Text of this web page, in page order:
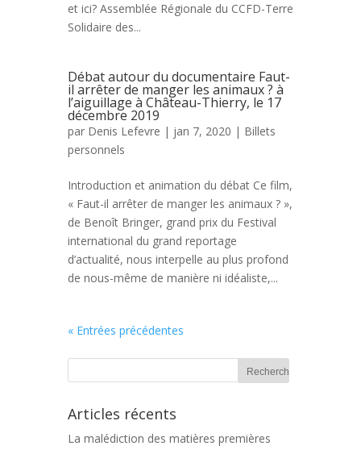
et ici? Assemblée Régionale du CCFD-Terre
Solidaire des...
Débat autour du documentaire Faut-
il arrêter de manger les animaux ? à
l’aiguillage à Château-Thierry, le 17
décembre 2019
par Denis Lefevre | jan 7, 2020 | Billets
personnels
Introduction et animation du débat Ce film,
« Faut-il arrêter de manger les animaux ? »,
de Benoît Bringer, grand prix du Festival
international du grand reportage
d’actualité, nous interpelle au plus profond
de nous-même de manière ni idéaliste,...
« Entrées précédentes
Articles récents
La malédiction des matières premières